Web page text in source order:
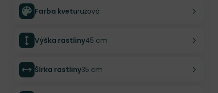
Farba kveturužová
Výška rastliny45 cm
Šírka rastliny35 cm